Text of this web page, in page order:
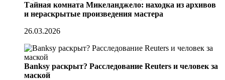
Тайная комната Микеланджело: находка из архивов
и нераскрытые произведения мастера
26.03.2026
Banksy раскрыт? Расследование Reuters и человек за
маской